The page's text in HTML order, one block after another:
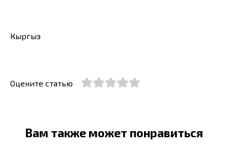
Кыргыз
Оцените статью
Вам также может понравиться